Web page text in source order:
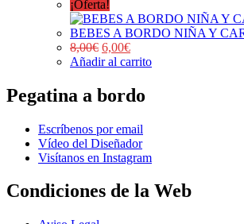
¡Oferta!
BEBES A BORDO NIÑA Y
8,00€ 6,00€
Añadir al carrito
Pegatina a bordo
Escríbenos por email
Vídeo del Diseñador
Visítanos en Instagram
Condiciones de la Web